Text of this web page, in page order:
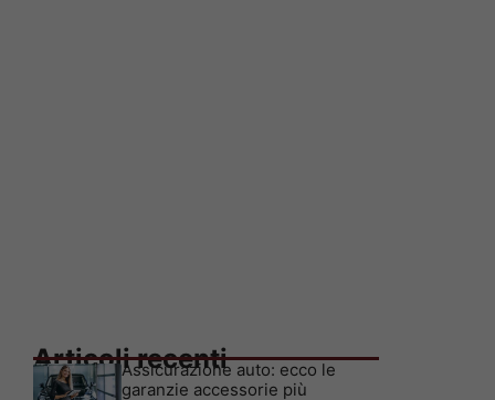
Articoli recenti
Assicurazione auto: ecco le
garanzie accessorie più